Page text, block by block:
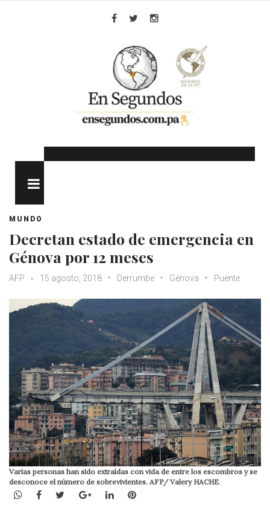
MUNDO
Decretan estado de emergencia en
Génova por 12 meses
AFP 15 agosto, 2018 Derrumbe Génova Puente
Varias personas han sido extraídas con vida de entre los escombros y se
desconoce el número de sobrevivientes. AFP/ Valery HACHE
WhatsApp
Facebook
TwitterGoogle+LinkedInPinterest